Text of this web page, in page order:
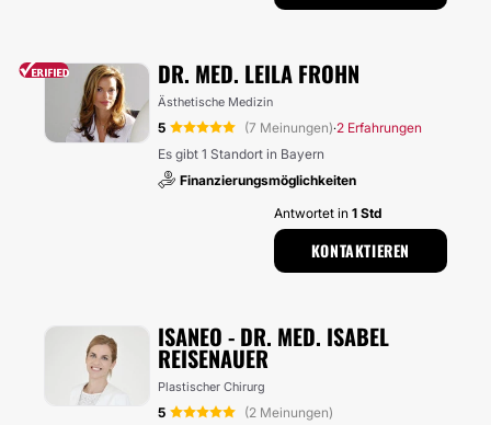
DR. MED. LEILA FROHN
Ästhetische Medizin
5 (7 Meinungen)·2 Erfahrungen
Es gibt 1 Standort in Bayern
Finanzierungsmöglichkeiten
Antwortet in 1 Std
KONTAKTIEREN
ISANEO - DR. MED. ISABEL
REISENAUER
Plastischer Chirurg
5
(2 Meinungen)